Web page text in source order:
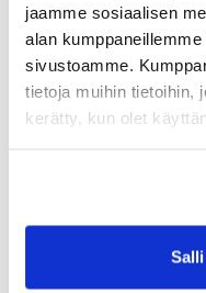
jaamme sosiaalisen
alan
sivustoamme.
tietoja muihin tietoihin,
kerätty, kun olet